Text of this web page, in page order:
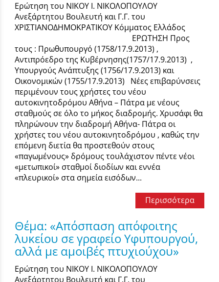
Ερώτηση του ΝΙΚΟΥ Ι. ΝΙΚΟΛΟΠΟΥΛΟΥ
Ανεξάρτητου Βουλευτή και Γ.Γ. του
ΧΡΙΣΤΙΑΝΟΔΗΜΟΚΡΑΤΙΚΟΥ Κόμματος Ελλάδος
ΕΡΩΤΗΣΗ Προς
τους : Πρωθυπουργό (1758/17.9.2013) ,
Αντιπρόεδρο της Κυβέρνησης(1757/17.9.2013) ,
Υπουργούς Ανάπτυξης (1756/17.9.2013) και
Οικονομικών (1755/17.9.2013) Νέες επιβαρύνσεις
περιμένουν τους χρήστες του νέου
αυτοκινητοδρόμου Αθήνα – Πάτρα με νέους
σταθμούς σε όλο το μήκος διαδρομής. Χρυσάφι θα
πληρώνουν την διαδρομή Αθήνα- Πάτρα οι
χρήστες του νέου αυτοκινητοδρόμου , καθώς την
επόμενη διετία θα προστεθούν στους
«παγωμένους» δρόμους τουλάχιστον πέντε νέοι
«μετωπικοί» σταθμοί διοδίων και εννέα
«πλευρικοί» στα σημεία εισόδων...
Περισσότερα
Θέμα: «Απόσπαση απόφοιτης
λυκείου σε γραφείο Υφυπουργού,
αλλά με αμοιβές πτυχιούχου»
Ερώτηση του ΝΙΚΟΥ Ι. ΝΙΚΟΛΟΠΟΥΛΟΥ
Ανεξάρτητου Βουλευτή και Γ.Γ. του